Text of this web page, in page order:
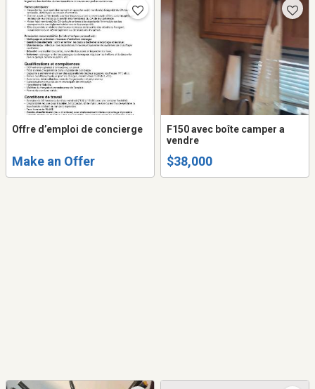
Offre d’emploi de concierge
Make an Offer
F150 avec boîte camper a
vendre
$38,000